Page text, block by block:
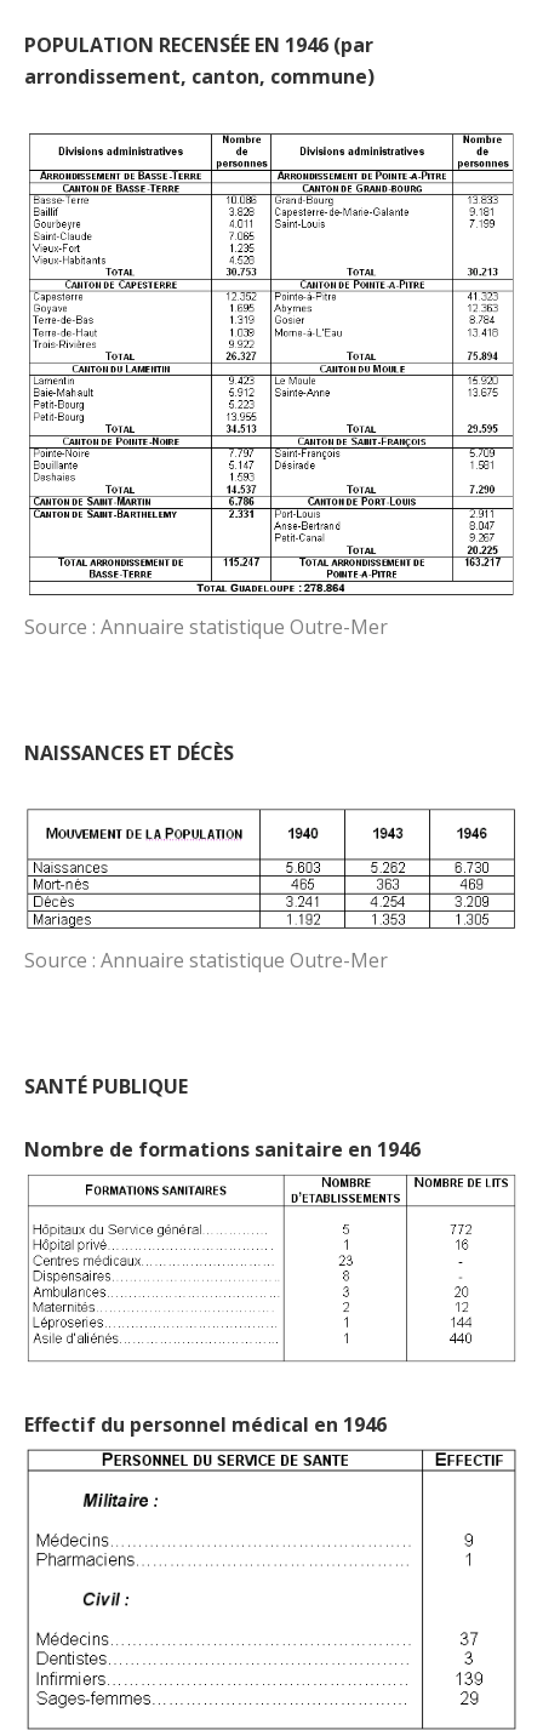
POPULATION RECENSÉE EN 1946 (par
arrondissement, canton, commune)
Source : Annuaire statistique Outre-Mer
NAISSANCES ET DÉCÈS
Source : Annuaire statistique Outre-Mer
SANTÉ PUBLIQUE
Nombre de formations sanitaire en 1946
Effectif du personnel médical en 1946